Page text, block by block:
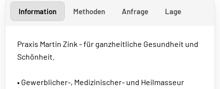
Information Methoden Anfrage Lage
Praxis Martin Zink - für ganzheitliche Gesundheit und
Schönheit.
• Gewerblicher-, Medizinischer- und Heilmasseur